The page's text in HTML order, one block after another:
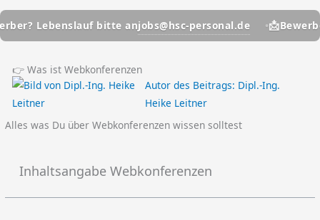
Lebenslauf bitte anjobs@hsc-personal.de 📩
👉 Was ist Webkonferenzen
Autor des Beitrags: Dipl.-Ing.
Heike Leitner
Alles was Du über Webkonferenzen wissen solltest
Inhaltsangabe Webkonferenzen